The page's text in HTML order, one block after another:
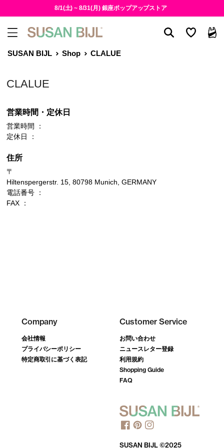
8/1(土) ~ 8/31(月) 銀座ポップアップストア
SUSAN BIJL Shop CLALUE
CLALUE
営業時間・定休日
営業時間 ：
定休日 ：
住所
〒
Hiltenspergerstr. 15, 80798 Munich, GERMANY
電話番号 ：
FAX ：
Company
会社情報
プライバシーポリシー
特定商取引に基づく表記
Customer Service
お問い合わせ
ニュースレター登録
利用規約
Shopping Guide
FAQ
SUSAN BIJL ©2025